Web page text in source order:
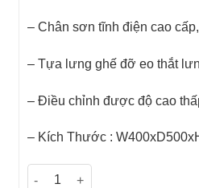
– Chân sơn tĩnh điện cao
– Tựa lưng ghế đỡ eo thắt
– Điều chỉnh được độ cao
– Kích Thước :
Ghế Học Sinh GHS04-N số